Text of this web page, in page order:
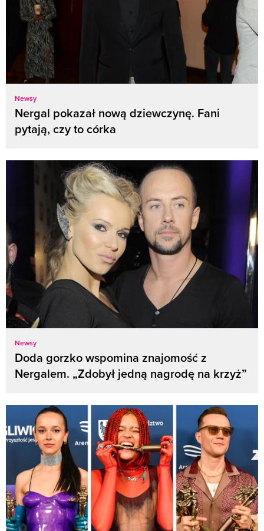
Newsy
Nergal pokazał nową dziewczynę. Fani
pytają, czy to córka
Newsy
Doda gorzko wspomina znajomość z
Nergalem. „Zdobył jedną nagrodę na krzyż”